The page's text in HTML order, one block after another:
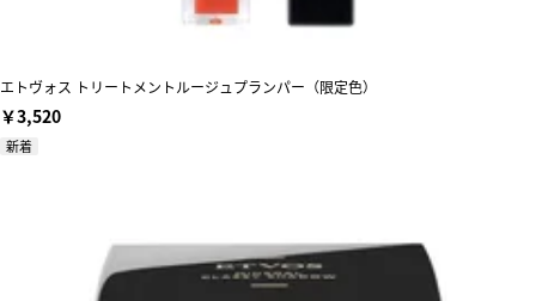
エトヴォス トリートメントルージュプランパー（限定色）
￥3,520
新着